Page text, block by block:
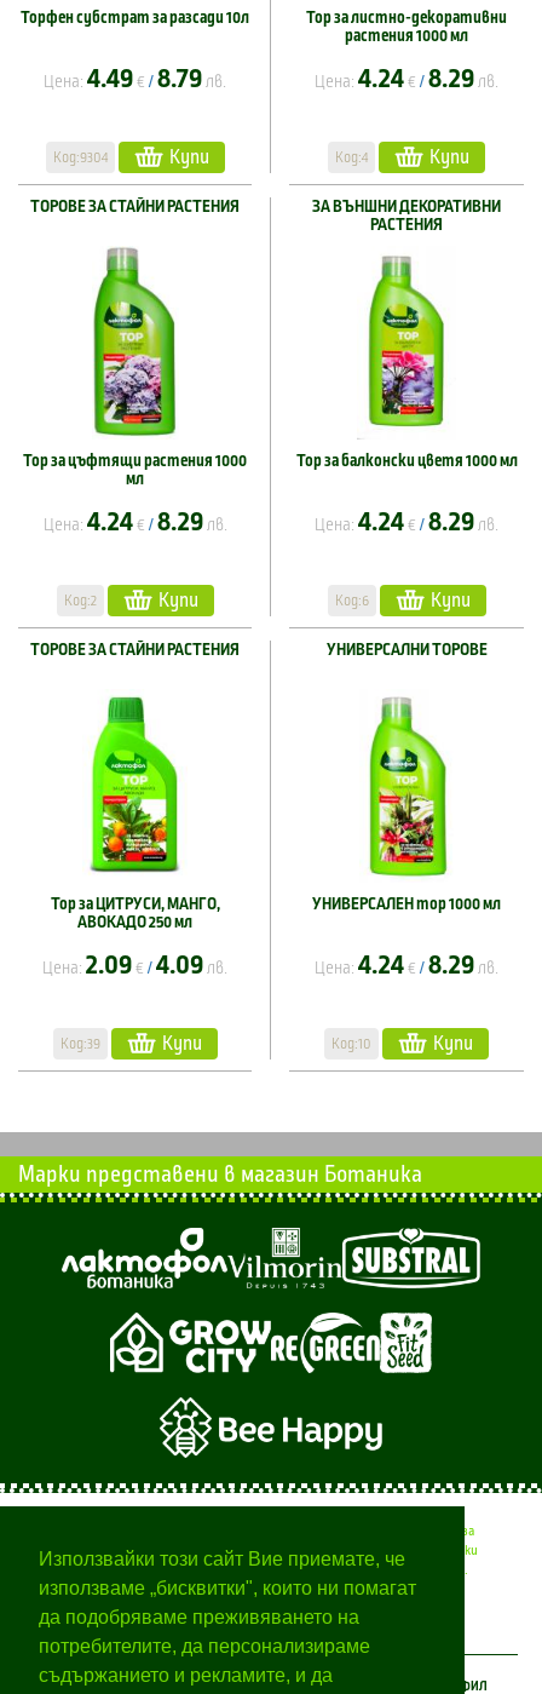
Използвайки този сайт Вие приемате, че
използваме „бисквитки", които ни помагат
да подобряваме преживяването на
потребителите, да персонализираме
съдържанието и рекламите, и да
Торфен субстрат за разсади 10л
Цена: 4.49 € / 8.79 лв.
Код:9304 Купи
Тор за листно-декоративни
растения 1000 мл
Цена: 4.24 € / 8.29 лв.
Код:4 Купи
ТОРОВЕ ЗА СТАЙНИ РАСТЕНИЯ
Тор за цъфтящи растения 1000
мл
Цена: 4.24 € / 8.29 лв.
Код:2 Купи
ЗА ВЪНШНИ ДЕКОРАТИВНИ
РАСТЕНИЯ
Тор за балконски цветя 1000 мл
Цена: 4.24 € / 8.29 лв.
Код:6 Купи
ТОРОВЕ ЗА СТАЙНИ РАСТЕНИЯ
Тор за ЦИТРУСИ, МАНГО,
АВОКАДО 250 мл
Цена: 2.09 € / 4.09 лв.
Код:39 Купи
УНИВЕРСАЛНИ ТОРОВЕ
УНИВЕРСАЛЕН тор 1000 мл
Цена: 4.24 € / 8.29 лв.
Код:10 Купи
Марки представени в магазин Ботаника
Тук ще намерите полезни съвети от професионалисти за
вашата градина, времето за различните селскостопански
дейности и начини за отглеждане на различни растения.
КЛИЕНТСКИ ЦЕНТЪР ЗА БОТАНИКА МОЯТ ПРОФИЛ